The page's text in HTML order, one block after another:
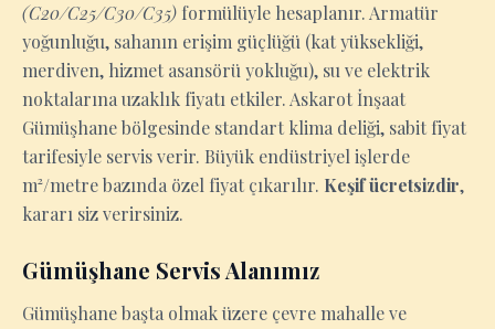
(C20/C25/C30/C35) formülüyle hesaplanır. Armatür
yoğunluğu, sahanın erişim güçlüğü (kat yüksekliği,
merdiven, hizmet asansörü yokluğu), su ve elektrik
noktalarına uzaklık fiyatı etkiler. Askarot İnşaat
Gümüşhane bölgesinde standart klima deliği, sabit fiyat
tarifesiyle servis verir. Büyük endüstriyel işlerde
m²/metre bazında özel fiyat çıkarılır. Keşif ücretsizdir,
kararı siz verirsiniz.
Gümüşhane Servis Alanımız
Gümüşhane başta olmak üzere çevre mahalle ve